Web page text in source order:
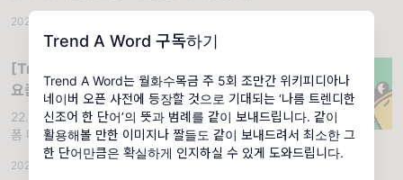
Trend A Word 구독하기
Trend A Word는 월화수목금 주 5회 조만간 위키피디아나
네이버 오픈 사전에 등장할 것으로 기대되는 ‘나름 트렌디한
신조어 한 단어’의 뜻과 범례를 같이 보내드립니다. 같이
활용해볼 만한 이미지나 짤들도 같이 보내드려서 최소한 그
한 단어만큼은 확실하게 인지하실 수 있게 도와드립니다.
선에서 검열된다죠. 박 OO 씨 2. 님아 그 말을
입밖으로 내보내지 마오. 목젖 6부 능선에서 검
열하세요...
2023.02.16
[Trend A Word #182] 트렌드어워드
요즘 폼 미쳤다ㄷㄷ
22.12.22 (목) '폼미쳤다'. 용례 1. 요즘 뉴진스
폼 미쳤다… Ditto 신곡 무슨 일이야 너무 좋아
에디터 샬롬 씨 2. 트렌드서치그룹 폼 미쳤다...
이걸 보는 트집쟁이 얼른 들어와 덕 OO 씨
2022.12.22